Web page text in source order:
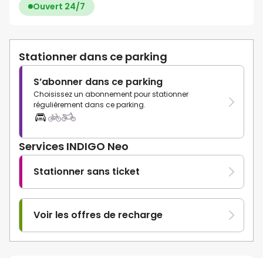
Ouvert 24/7
Stationner dans ce parking
S’abonner dans ce parking
Choisissez un abonnement pour stationner
régulièrement dans ce parking.
Services INDIGO Neo
Stationner sans ticket
Voir les offres de recharge